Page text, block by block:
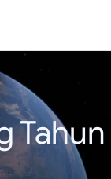
Tahun